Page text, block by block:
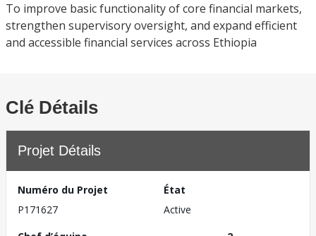
To improve basic functionality of core financial markets,
strengthen supervisory oversight, and expand efficient
and accessible financial services across Ethiopia
Clé Détails
Projet Détails
Numéro du Projet
P171627
État
Active